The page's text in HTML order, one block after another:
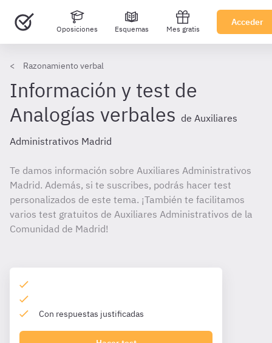
Oposiciones Esquemas Mes gratis
Acceder
Razonamiento verbal
Información y test de
Analogías verbales de Auxiliares
Administrativos Madrid
Te damos información sobre Auxiliares Administrativos
Madrid. Además, si te suscribes, podrás hacer test
personalizados de este tema. ¡También te facilitamos
varios test gratuitos de Auxiliares Administrativos de la
Comunidad de Madrid!
Con respuestas justificadas